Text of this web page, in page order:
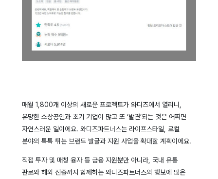
매월 1,800개 이상의 새로운 프로젝트가 와디즈에서 열리니,
유망한 소상공인과 초기 기업이 많고 또 ‘발견’되는 것은 어쩌면
자연스러운 일이에요. 와디즈파트너스는 라이프스타일, 로컬
분야의 톡톡 튀는 브랜드 발굴과 지원 사업을 확대할 계획이에요.
직접 투자 및 매칭 융자 등 금융 지원뿐만 아니라, 국내 유통
판로와 해외 진출까지 함께하는 와디즈파트너스의 행보에 많은